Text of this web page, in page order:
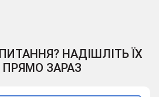
НАДІШЛІТЬ ЇХ
ЗАРАЗ